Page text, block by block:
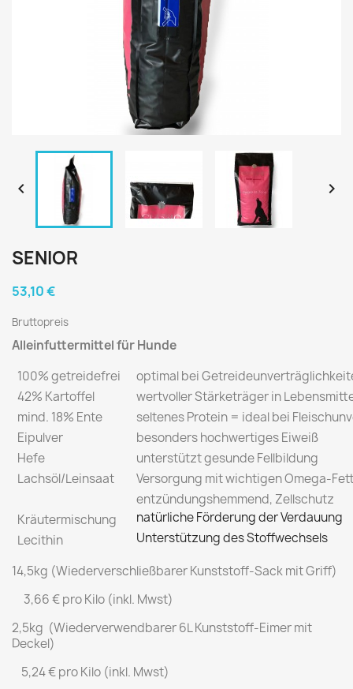
 
SENIOR
53,10 €
Bruttopreis
Alleinfuttermittel für Hunde
100% getreidefrei
optimal bei
42% Kartoffel
wertvoller Stärketräger in
mind. 18% Ente
seltenes Protein = ideal bei
Eipulver
besonders hochwertiges Eiweiß
Hefe
unterstützt gesunde Fellbildung
Lachsöl/Leinsaat
Versorgung mit wichtigen Omega-
entzündungshemmend, Zellschutz
Kräutermischung
natürliche Förderung der Verdauung
Lecithin
Unterstützung des Stoffwechsels
14,5kg (Wiederverschließbarer Kunststoff-Sack mit Griff)
3,66 € pro Kilo (inkl. Mwst)
2,5kg (Wiederverwendbarer 6L Kunststoff-Eimer mit
Deckel)
5,24 € pro Kilo (inkl. Mwst)